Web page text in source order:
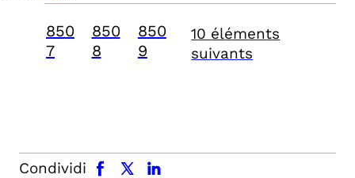
850
7
850
8
850
9
10 éléments
suivants
Condividi
facebook x.com linkedin